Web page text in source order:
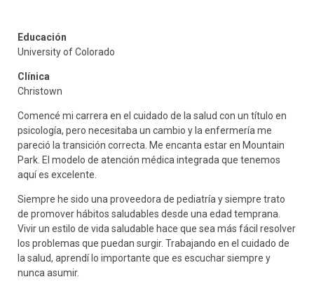
Educación
University of Colorado
Clínica
Christown
Comencé mi carrera en el cuidado de la salud con un título en
psicología, pero necesitaba un cambio y la enfermería me
pareció la transición correcta. Me encanta estar en Mountain
Park. El modelo de atención médica integrada que tenemos
aquí es excelente.
Siempre he sido una proveedora de pediatría y siempre trato
de promover hábitos saludables desde una edad temprana.
Vivir un estilo de vida saludable hace que sea más fácil resolver
los problemas que puedan surgir. Trabajando en el cuidado de
la salud, aprendí lo importante que es escuchar siempre y
nunca asumir.